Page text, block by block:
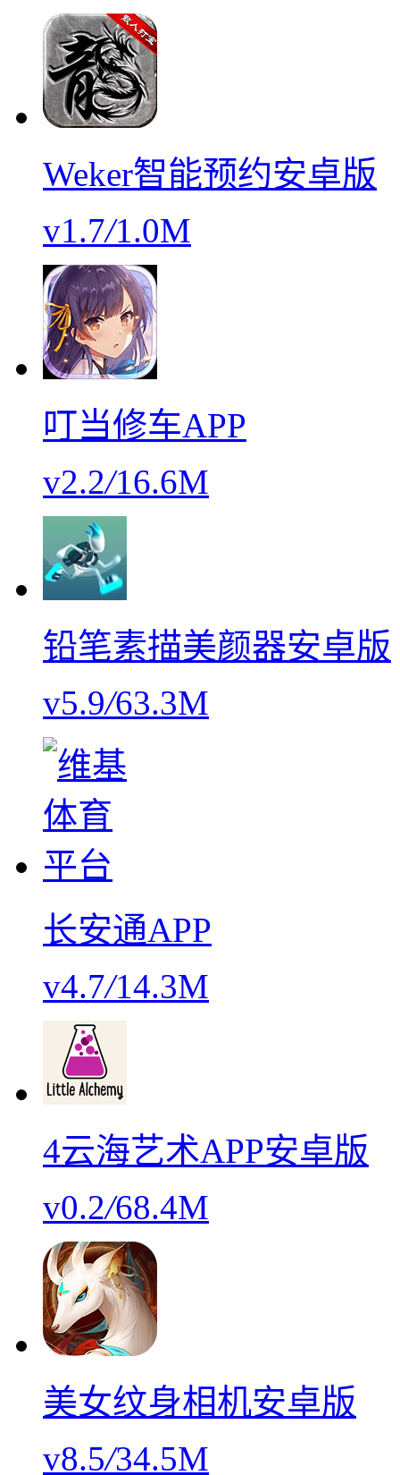
Weker智能预约安卓版
v1.7/1.0M
叮当修车APP
v2.2/16.6M
铅笔素描美颜器安卓版
v5.9/63.3M
长安通APP
v4.7/14.3M
4云海艺术APP安卓版
v0.2/68.4M
美女纹身相机安卓版
v8.5/34.5M